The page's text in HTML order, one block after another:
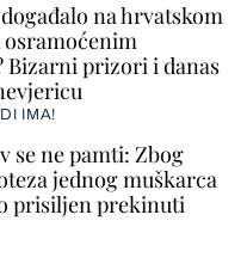
događalo na hrvatskom
Bizarni prizori i danas
IMA!
se ne pamti: Zbog
jednog muškarca
prisiljen prekinuti